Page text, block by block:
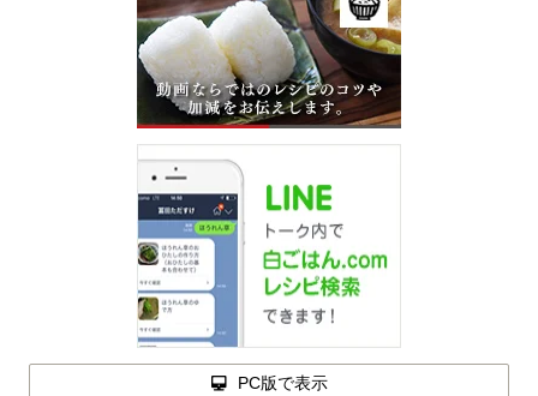
PC版で表示